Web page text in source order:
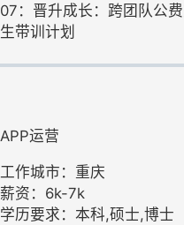
07：晋升成长：跨团队公
生带训计划
APP运营
工作城市：重庆
薪资：6k-7k
学历要求：本科,硕士,博士